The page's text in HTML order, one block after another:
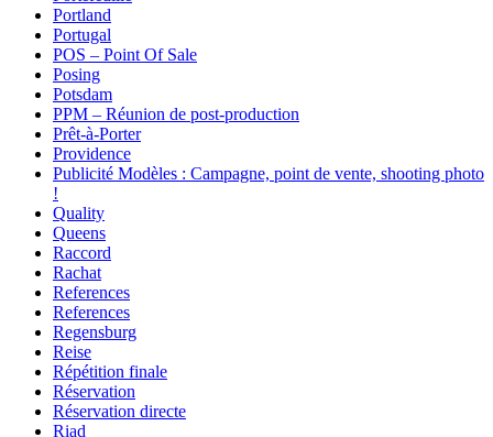
Portland
Portugal
POS – Point Of Sale
Posing
Potsdam
PPM – Réunion de post-production
Prêt-à-Porter
Providence
Publicité Modèles : Campagne, point de vente, shooting photo
!
Quality
Queens
Raccord
Rachat
References
References
Regensburg
Reise
Répétition finale
Réservation
Réservation directe
Riad